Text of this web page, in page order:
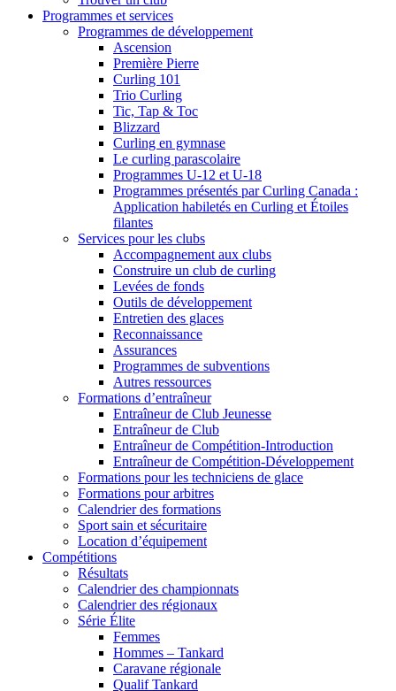
Programmes et services
Programmes de développement
Ascension
Première Pierre
Curling 101
Trio Curling
Tic, Tap & Toc
Blizzard
Curling en gymnase
Le curling parascolaire
Programmes U-12 et U-18
Programmes présentés par Curling Canada :
Application habiletés en Curling et Étoiles
filantes
Services pour les clubs
Accompagnement aux clubs
Construire un club de curling
Levées de fonds
Outils de développement
Entretien des glaces
Reconnaissance
Assurances
Programmes de subventions
Autres ressources
Formations d’entraîneur
Entraîneur de Club Jeunesse
Entraîneur de Club
Entraîneur de Compétition-Introduction
Entraîneur de Compétition-Développement
Formations pour les techniciens de glace
Formations pour arbitres
Calendrier des formations
Sport sain et sécuritaire
Location d’équipement
Compétitions
Résultats
Calendrier des championnats
Calendrier des régionaux
Série Élite
Femmes
Hommes – Tankard
Caravane régionale
Qualif Tankard